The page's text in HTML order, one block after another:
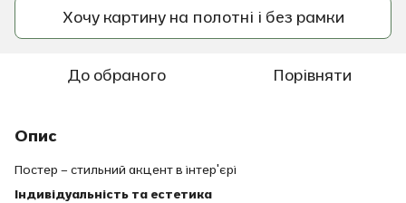
Хочу картину на полотні і без рамки
До обраного Порівняти
Опис
Постер – стильний акцент в інтер'єрі
Індивідуальність та естетика